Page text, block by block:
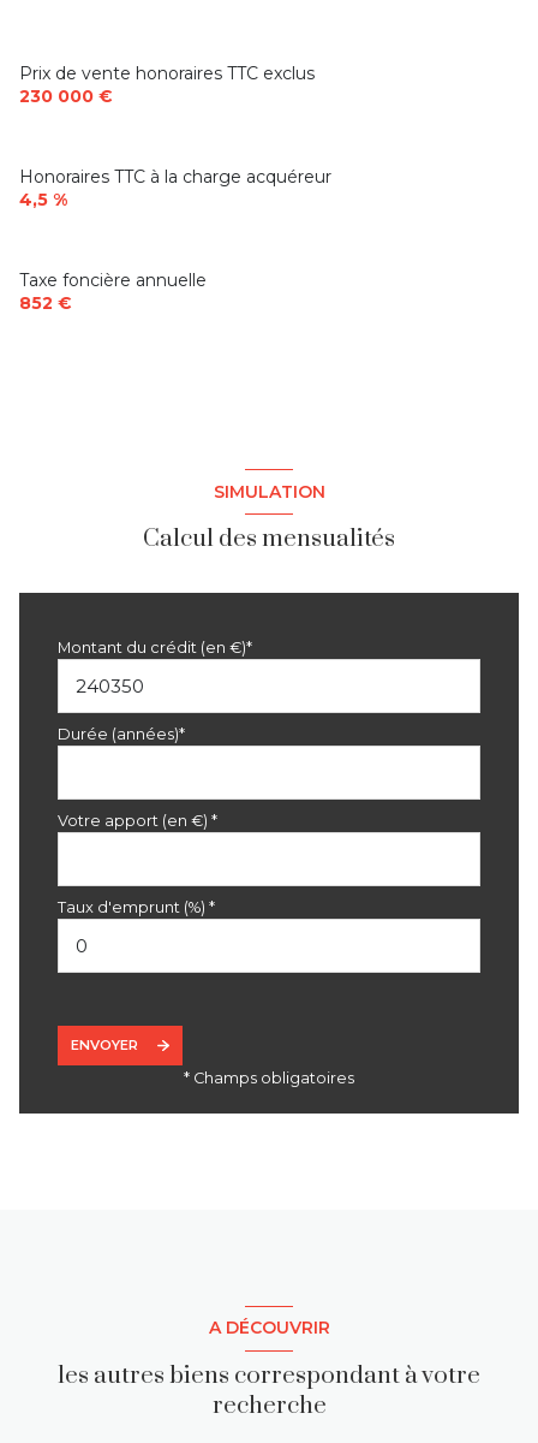
Prix de vente honoraires TTC exclus
230 000 €
Honoraires TTC à la charge acquéreur
4,5 %
Taxe foncière annuelle
852 €
SIMULATION
Calcul des mensualités
Montant du crédit (en €)*
Durée (années)*
Votre apport (en €) *
Taux d'emprunt (%) *
ENVOYER
* Champs obligatoires
A DÉCOUVRIR
les autres biens correspondant à votre
recherche